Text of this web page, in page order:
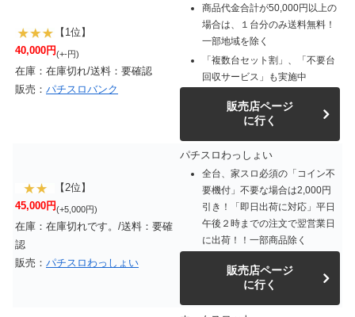
【1位】
40,000円(+-円)
在庫：在庫切れ/送料：要確認
販売： パチスロバンク
商品代金合計が50,000円以上の
場合は、１台分のみ送料無料！
一部地域を除く
「複数台セット割」、「不要台
回収サービス」も実施中
販売店ページ
に行く
【2位】
45,000円(+5,000円)
在庫：在庫切れです。/送料：要確
認
販売： パチスロわっしょい
パチスロわっしょい
全台、家スロ必須の「コイン不
要機付」不要な場合は2,000円
引き！「即日出荷に対応」平日
午後２時までの注文で翌営業日
に出荷！！一部商品除く
販売店ページ
に行く